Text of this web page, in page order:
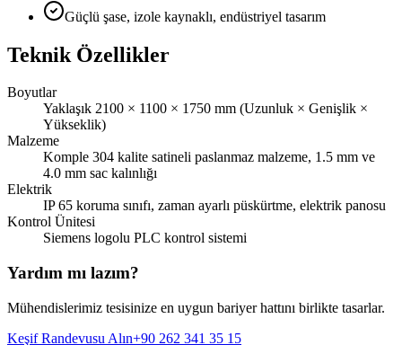
Güçlü şase, izole kaynaklı, endüstriyel tasarım
Teknik Özellikler
Boyutlar
Yaklaşık 2100 × 1100 × 1750 mm (Uzunluk × Genişlik ×
Yükseklik)
Malzeme
Komple 304 kalite satineli paslanmaz malzeme, 1.5 mm ve
4.0 mm sac kalınlığı
Elektrik
IP 65 koruma sınıfı, zaman ayarlı püskürtme, elektrik panosu
Kontrol Ünitesi
Siemens logolu PLC kontrol sistemi
Yardım mı lazım?
Mühendislerimiz tesisinize en uygun bariyer hattını birlikte tasarlar.
Keşif Randevusu Alın+90 262 341 35 15